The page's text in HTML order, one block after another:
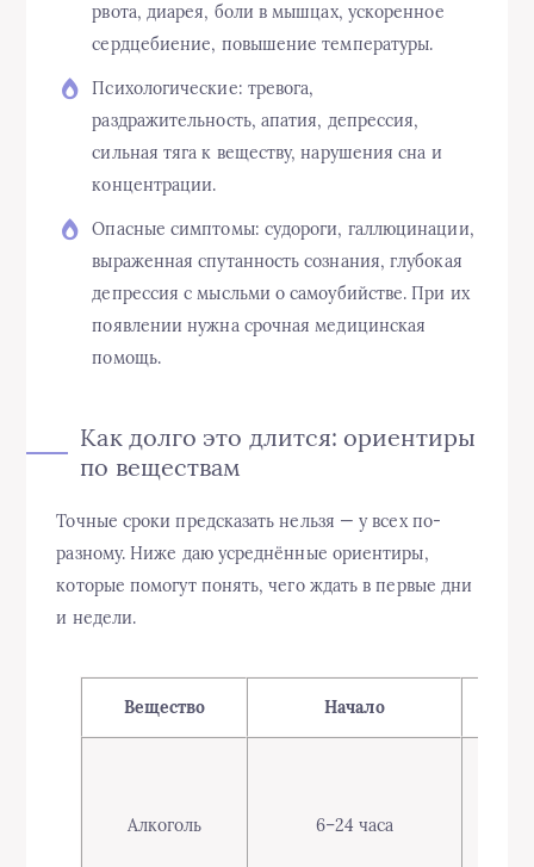
рвота, диарея, боли в мышцах, ускоренное
сердцебиение, повышение температуры.
Психологические: тревога,
раздражительность, апатия, депрессия,
сильная тяга к веществу, нарушения сна и
концентрации.
Опасные симптомы: судороги, галлюцинации,
выраженная спутанность сознания, глубокая
депрессия с мысльми о самоубийстве. При их
появлении нужна срочная медицинская
помощь.
Как долго это длится: ориентиры
по веществам
Точные сроки предсказать нельзя — у всех по-
разному. Ниже даю усреднённые ориентиры,
которые помогут понять, чего ждать в первые дни
и недели.
Вещество Начало
Алкоголь 6–24 часа